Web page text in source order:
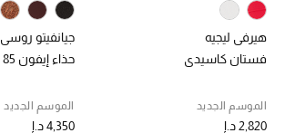
تشكيلة الأحذية
الأحذية الرجالية
هيرفي ليجيه
فستان كاسيدي
الموسم الجديد
2,820 د.إ
جيانفيتو روسي
حذاء إيفون 85 مفتوح دانتيل
الموسم الجديد
4,350 د.إ